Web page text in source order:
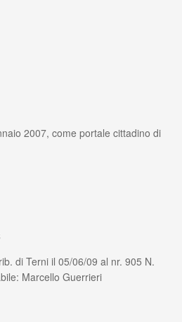
2007, come portale cittadino di
di Terni il 05/06/09 al nr. 905 N.
Marcello Guerrieri